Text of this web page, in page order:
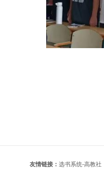
友情链接： 选书系统-高教社